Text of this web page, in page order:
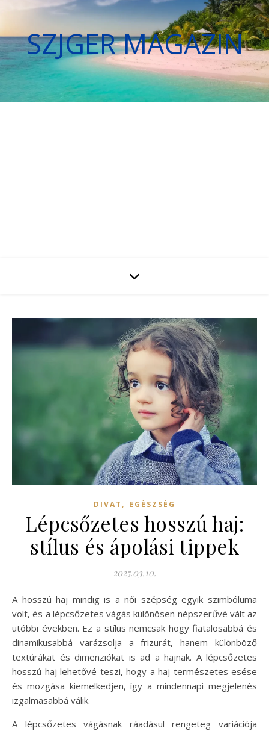
SZJGER MAGAZIN
DIVAT , EGÉSZSÉG
Lépcsőzetes hosszú haj:
stílus és ápolási tippek
2025.03.10.
A hosszú haj mindig is a női szépség egyik szimbóluma
volt, és a lépcsőzetes vágás különösen népszerűvé vált az
utóbbi években. Ez a stílus nemcsak hogy fiatalosabbá és
dinamikusabbá varázsolja a frizurát, hanem különböző
textúrákat és dimenziókat is ad a hajnak. A lépcsőzetes
hosszú haj lehetővé teszi, hogy a haj természetes esése
és mozgása kiemelkedjen, így a mindennapi megjelenés
izgalmasabbá válik.
A lépcsőzetes vágásnak ráadásul rengeteg variációja